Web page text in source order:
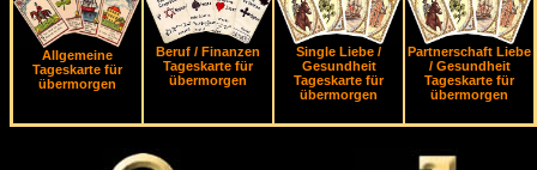
Allgemeine
Tageskarte für
übermorgen
Beruf / Finanzen
Tageskarte für
übermorgen
Single Liebe /
Gesundheit
Tageskarte für
übermorgen
Partnerschaft Liebe
/ Gesundheit
Tageskarte für
übermorgen